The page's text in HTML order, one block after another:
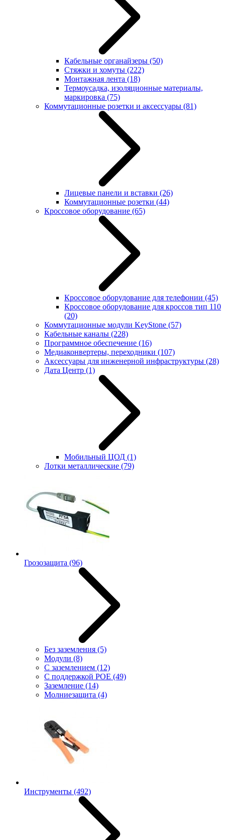
Кабельные органайзеры (50)
Стяжки и хомуты (222)
Монтажная лента (18)
Термоусадка, изоляционные материалы,
маркировка (75)
Коммутационные розетки и аксессуары (81)
Лицевые панели и вставки (26)
Коммутационные розетки (44)
Кроссовое оборудование (65)
Кроссовое оборудование для телефонии (45)
Кроссовое оборудование для кроссов тип 110
(20)
Коммутационные модули KeyStone (57)
Кабельные каналы (228)
Программное обеспечение (16)
Медиаконвертеры, переходники (107)
Аксессуары для инженерной инфраструктуры (28)
Дата Центр (1)
Мобильный ЦОД (1)
Лотки металлические (79)
Грозозащита (96)
Без заземления (5)
Модули (8)
С заземлением (12)
С поддержкой POE (49)
Заземление (14)
Молниезащита (4)
Инструменты (492)